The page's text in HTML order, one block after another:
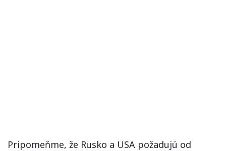
Pripomeňme, že Rusko a USA požadujú od